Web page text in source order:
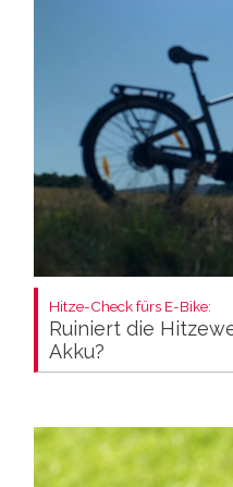
Hitze-Check fürs E-Bike:
Ruiniert die
Akku?